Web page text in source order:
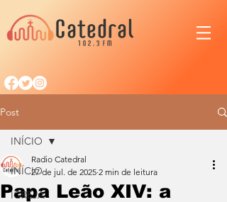
Post
INÍCIO
IGREJA
INÍCIO
Papa Leão XIV: a
Radio Catedral
27 de jul. de 2025 2 min de leitura